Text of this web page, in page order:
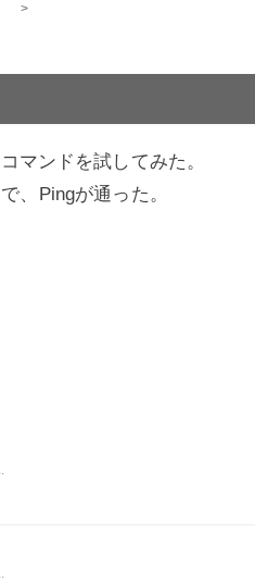
>
マンドを試してみた。
、Pingが通った。